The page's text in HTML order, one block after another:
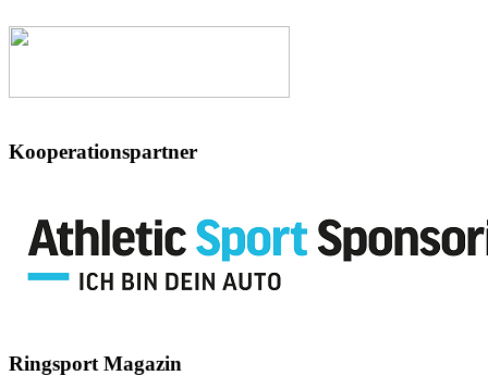
Kooperationspartner
Ringsport Magazin